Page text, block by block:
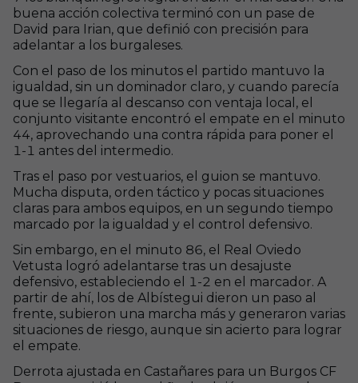
buena acción colectiva terminó con un pase de
David para Irian, que definió con precisión para
adelantar a los burgaleses.
Con el paso de los minutos el partido mantuvo la
igualdad, sin un dominador claro, y cuando parecía
que se llegaría al descanso con ventaja local, el
conjunto visitante encontró el empate en el minuto
44, aprovechando una contra rápida para poner el
1-1 antes del intermedio.
Tras el paso por vestuarios, el guion se mantuvo.
Mucha disputa, orden táctico y pocas situaciones
claras para ambos equipos, en un segundo tiempo
marcado por la igualdad y el control defensivo.
Sin embargo, en el minuto 86, el Real Oviedo
Vetusta logró adelantarse tras un desajuste
defensivo, estableciendo el 1-2 en el marcador. A
partir de ahí, los de Albístegui dieron un paso al
frente, subieron una marcha más y generaron varias
situaciones de riesgo, aunque sin acierto para lograr
el empate.
Derrota ajustada en Castañares para un Burgos CF